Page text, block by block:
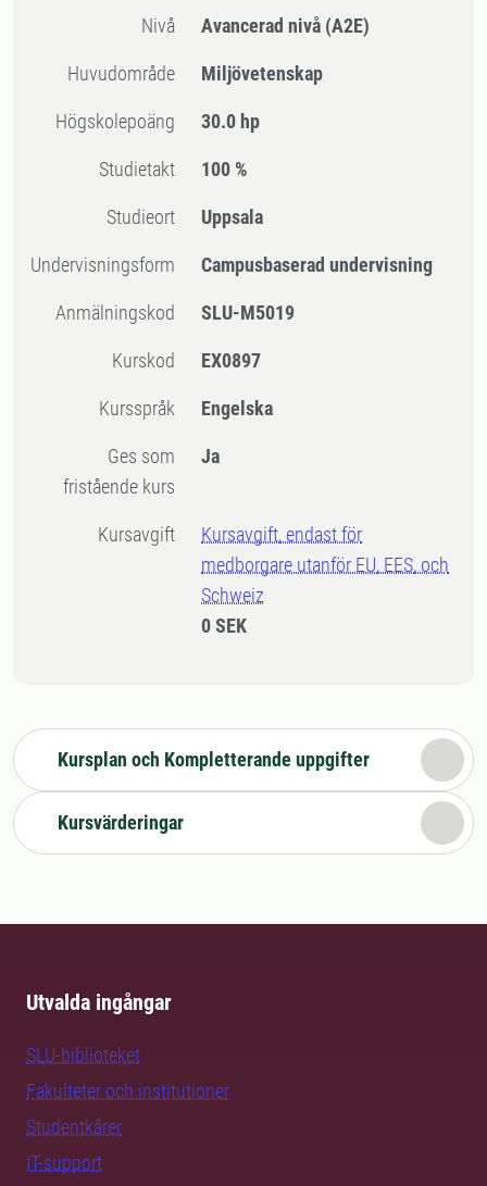
Nivå Avancerad nivå (A2E)
Huvudområde Miljövetenskap
högskolepoäng 30.0 hp
Studietakt 100 %
Studieort Uppsala
Undervisningsform Campusbaserad undervisning
Anmälningskod SLU-M5019
Kurskod EX0897
Kursspråk Engelska
Ges som
fristående kurs
Ja
Kursavgift
Kursavgift, endast för
medborgare utanför EU, EES, och
Schweiz
0 SEK
Kursplan och Kompletterande uppgifter
Kursvärderingar
Utvalda ingångar
SLU-biblioteket
Fakulteter och institutioner
Studentkårer
IT-support